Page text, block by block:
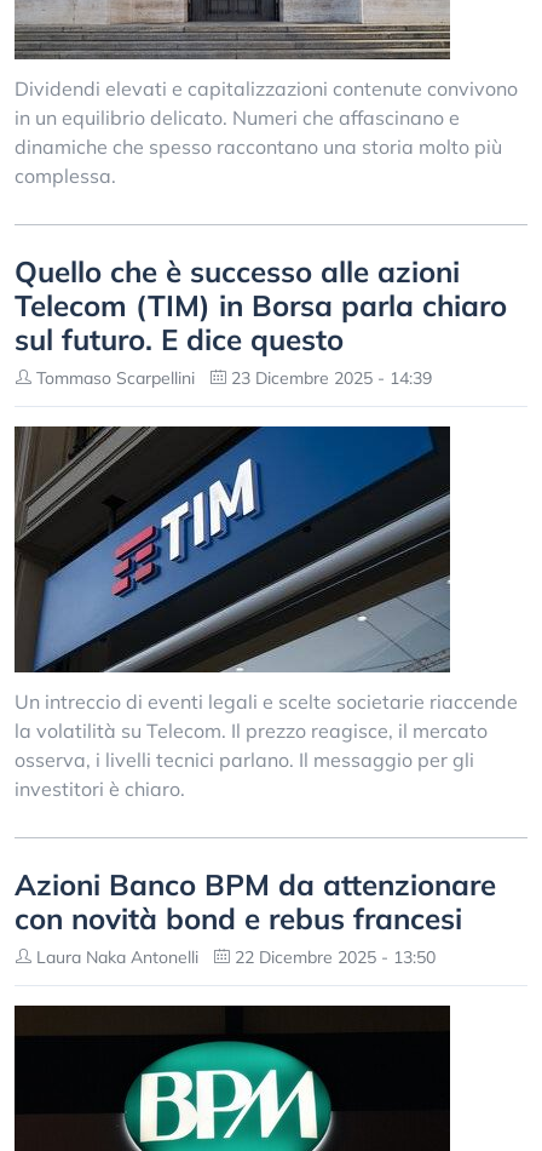
Dividendi elevati e capitalizzazioni contenute convivono
in un equilibrio delicato. Numeri che affascinano e
dinamiche che spesso raccontano una storia molto più
complessa.
Quello che è successo alle azioni
Telecom (TIM) in Borsa parla chiaro
sul futuro. E dice questo
Tommaso Scarpellini 23 Dicembre 2025 - 14:39
Un intreccio di eventi legali e scelte societarie riaccende
la volatilità su Telecom. Il prezzo reagisce, il mercato
osserva, i livelli tecnici parlano. Il messaggio per gli
investitori è chiaro.
Azioni Banco BPM da attenzionare
con novità bond e rebus francesi
Laura Naka Antonelli 22 Dicembre 2025 - 13:50